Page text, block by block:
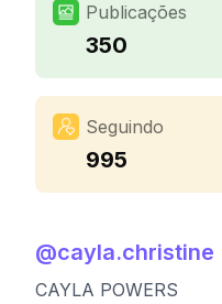
Publicações
350
Seguindo
995
@cayla.christine
CAYLA POWERS